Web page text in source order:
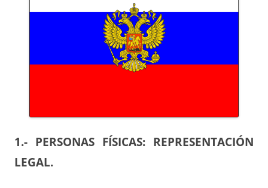
1.- PERSONAS FÍSICAS: REPRESENTACIÓN
LEGAL.